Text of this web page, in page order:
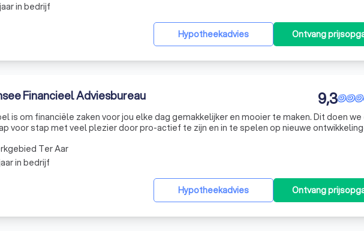
Hypotheekadvies Ontvang
in bedrijf
Financieel Adviesbureau 9,3
is om financiële zaken voor jou elke dag gemakkelijker en mooier te maken. Dit doen we
voor stap met veel plezier door pro-actief te zijn en in te spelen op nieuwe
Hypotheekadvies Ontvang
Ter Aar
in bedrijf